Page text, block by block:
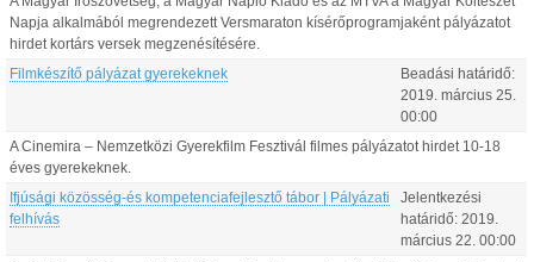
Napja alkalmából megrendezett Versmaraton kísérőprogramjaként pályázatot
hirdet kortárs versek megzenésítésére.
Filmkészítő pályázat gyerekeknek
Beadási határidő:
2019. március 25
00:00
A Cinemira – Nemzetközi Gyerekfilm Fesztivál filmes pályázatot hirdet 10-18
éves gyerekeknek.
Ifjúsági közösség-és kompetenciafejlesztő tábor | Pályázati
felhívás
Jelentkezési
határidő: 2019.
március 22 00:00